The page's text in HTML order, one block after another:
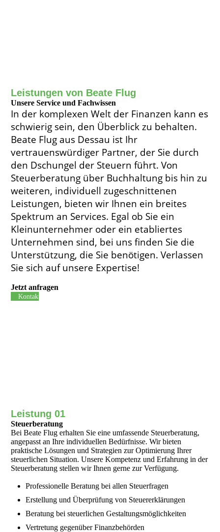
Leistungen von Beate Flug
Unsere Service und Fachwissen
In der komplexen Welt der Finanzen kann es
schwierig sein, den Überblick zu behalten.
Beate Flug aus Dessau ist Ihr
vertrauenswürdiger Partner, der Sie durch
den Dschungel der Steuern führt. Von
Steuerberatung über Buchhaltung bis hin zu
weiteren, individuell zugeschnittenen
Leistungen, bieten wir Ihnen ein breites
Spektrum an Services. Egal ob Sie ein
Kleinunternehmer oder ein etabliertes
Unternehmen sind, bei uns finden Sie die
Unterstützung, die Sie benötigen. Verlassen
Sie sich auf unsere Expertise!
Jetzt anfragen
Kontaktieren +
Leistung 01
Steuerberatung
Bei Beate Flug erhalten Sie eine umfassende Steuerberatung,
angepasst an Ihre indivi­duellen Bedürfnisse. Wir bieten
praktische Lösungen und Strategien zur Optimierung Ihrer
steuerlichen Situation. Unsere Kompetenz und Erfahrung in der
Steuerberatung stellen wir Ihnen gerne zur Verfügung.
Professionelle Beratung bei allen Steuerfragen
Erstellung und Überprüfung von Steuererklärungen
Beratung bei steuerlichen Gestaltungsmöglichkeiten
Vertretung gegenüber Finanzbehörden